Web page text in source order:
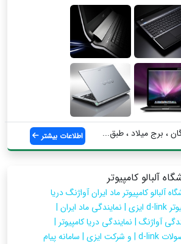
، برج میلاد ، طبق... اطلاعات بیشتر
آلبالو کامپیوتر
آلبالو کامپیوتر ماد ایران آواژنگ دریا
کامپیوتر d-link ایزی | نمایندگی ماد ایران |
آواژنگ | نمایندگی دریا کامپیوتر |
محصولات d-link | و شرکت ایزی | سامانه پیام